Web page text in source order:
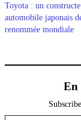
Toyota : un
automobile japonais
renommée mondiale
En
Saisissez votre adresse e-mail…